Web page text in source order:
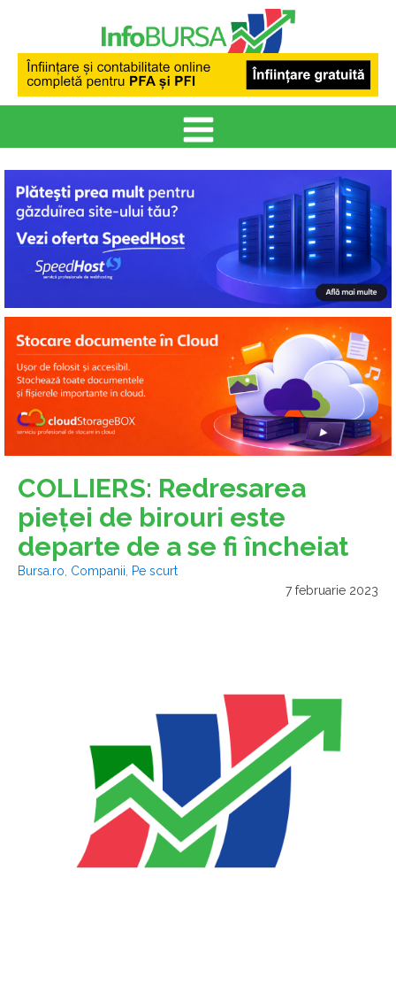
COLLIERS: Redresarea
pieţei de birouri este
departe de a se fi încheiat
Bursa.ro Companii
Pe scurt
7 februarie 2023